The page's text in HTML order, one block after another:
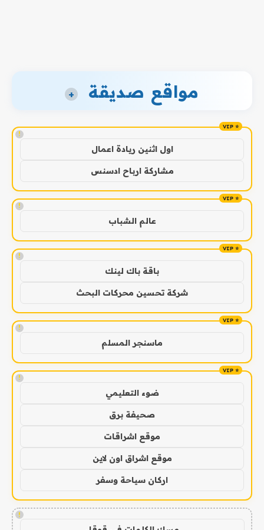
مواقع صديقة +
!
اول اثنين ريادة اعمال
مشاركة ارباح ادسنس
!
عالم الشباب
!
باقة باك لينك
شركة تحسين محركات البحث
!
ماسنجر المسلم
!
ضوء التعليمي
صحيفة برق
موقع اشراقات
موقع اشراق اون لاين
اركان سياحة وسفر
!